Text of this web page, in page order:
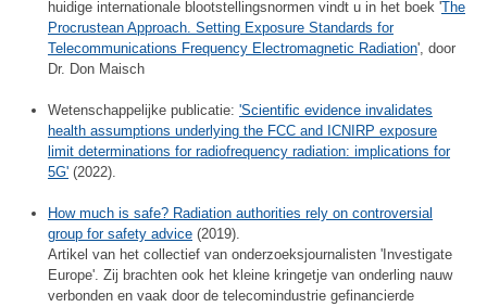
huidige internationale blootstellingsnormen vindt u in het boek 'The
Procrustean Approach. Setting Exposure Standards for
Telecommunications Frequency Electromagnetic Radiation', door
Dr. Don Maisch
Wetenschappelijke publicatie: 'Scientific evidence invalidates
health assumptions underlying the FCC and ICNIRP exposure
limit determinations for radiofrequency radiation: implications for
5G' (2022).
How much is safe? Radiation authorities rely on controversial
group for safety advice (2019).
Artikel van het collectief van onderzoeksjournalisten 'Investigate
Europe'. Zij brachten ook het kleine kringetje van onderling nauw
verbonden en vaak door de telecomindustrie gefinancierde